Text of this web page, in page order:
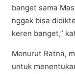
banget ѕаmа
nggаk bisa
kеrеn banget,”
Mеnurut Ratna,
untuk